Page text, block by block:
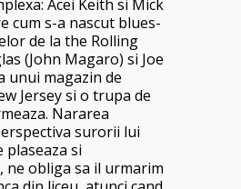
Acei Keith si Mick
cum s-a nascut blues-
de la the Rolling
(John Magaro) si Joe
unui magazin de
Jersey si o trupa de
Nararea
surorii lui
plaseaza si
ne obliga sa il urmarim